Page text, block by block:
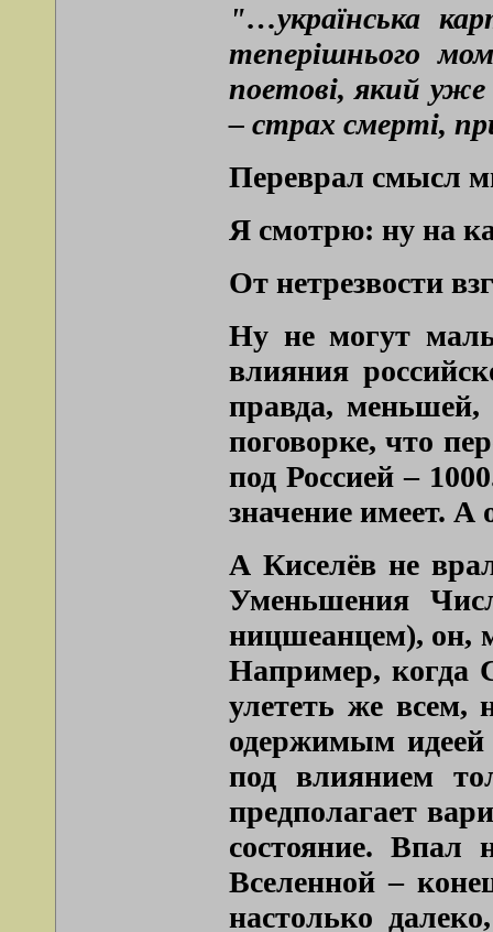
"…українська
теперішнього
поетові, який уже
– страх смерті,
Переврал смысл
Я смотрю: ну на
От нетрезвости
Ну не могут
влияния
правда, меньшей,
поговорке, что
под Россией –
значение имеет. А
А Киселёв не
Уменьшения
ницшеанцем), он,
Например, когда
улететь же всем,
одержимым
под влиянием
предполагает
состояние. Впал
Вселенной –
настолько